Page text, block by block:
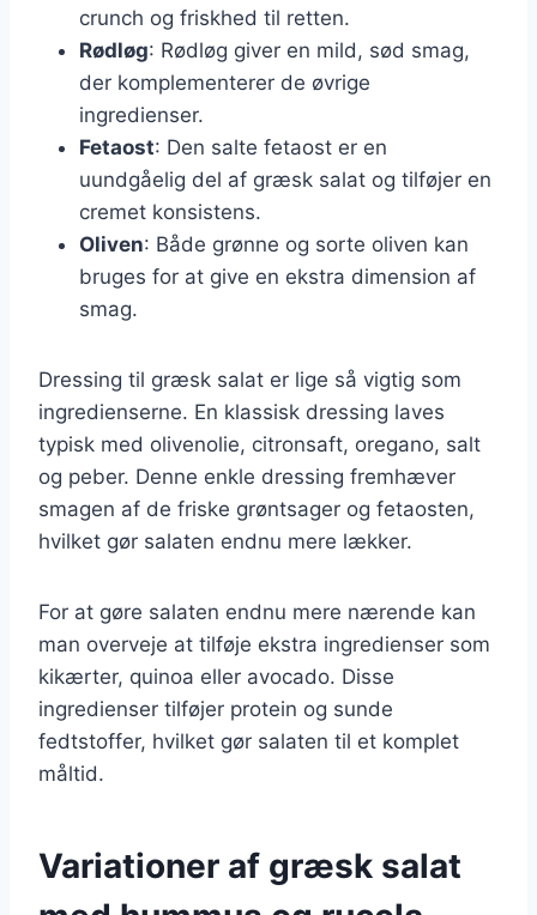
crunch og friskhed til retten.
Rødløg: Rødløg giver en mild, sød smag,
der komplementerer de øvrige
ingredienser.
Fetaost: Den salte fetaost er en
uundgåelig del af græsk salat og tilføjer en
cremet konsistens.
Oliven: Både grønne og sorte oliven kan
bruges for at give en ekstra dimension af
smag.
Dressing til græsk salat er lige så vigtig som
ingredienserne. En klassisk dressing laves
typisk med olivenolie, citronsaft, oregano, salt
og peber. Denne enkle dressing fremhæver
smagen af de friske grøntsager og fetaosten,
hvilket gør salaten endnu mere lækker.
For at gøre salaten endnu mere nærende kan
man overveje at tilføje ekstra ingredienser som
kikærter, quinoa eller avocado. Disse
ingredienser tilføjer protein og sunde
fedtstoffer, hvilket gør salaten til et komplet
måltid.
Variationer af græsk salat